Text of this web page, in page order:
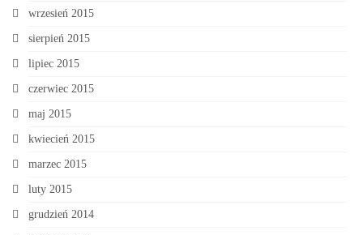
wrzesień 2015
sierpień 2015
lipiec 2015
czerwiec 2015
maj 2015
kwiecień 2015
marzec 2015
luty 2015
grudzień 2014